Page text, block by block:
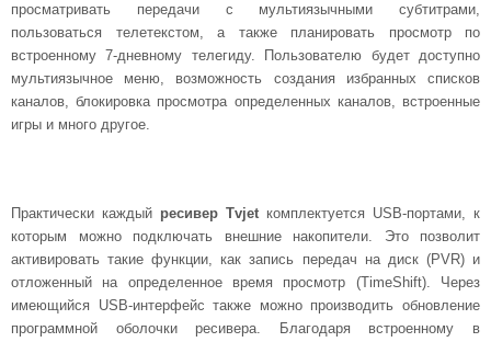
просматривать передачи с мультиязычными субтитрами,
пользоваться телетекстом, а также планировать просмотр по
встроенному 7-дневному телегиду. Пользователю будет доступно
мультиязычное меню, возможность создания избранных списков
каналов, блокировка просмотра определенных каналов, встроенные
игры и много другое.
Практически каждый ресивер Tvjet комплектуется USB-портами, к
которым можно подключать внешние накопители. Это позволит
активировать такие функции, как запись передач на диск (PVR) и
отложенный на определенное время просмотр (TimeShift). Через
имеющийся USB-интерфейс также можно производить обновление
программной оболочки ресивера. Благодаря встроенному в